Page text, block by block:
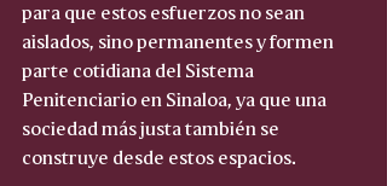
para que estos esfuerzos no sean
aislados, sino permanentes y formen
parte cotidiana del Sistema
Penitenciario en Sinaloa, ya que una
sociedad más justa también se
construye desde estos espacios.